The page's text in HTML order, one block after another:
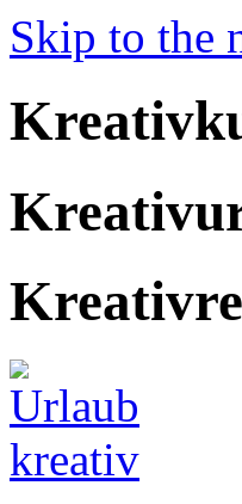
Skip to the